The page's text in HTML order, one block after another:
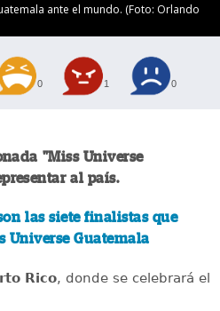
ante el mundo. (Foto: Orlando
0 1 0
"Miss Universe
al país.
las siete finalistas que
Universe Guatemala
Rico, donde se celebrará el